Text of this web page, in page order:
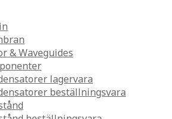
& Waveguides
lagervara
beställningsvara